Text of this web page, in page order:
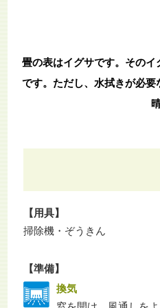
畳の表はイグサです。その
です。ただし、水拭きが必
【用具】
掃除機・ぞうきん
【準備】
換気